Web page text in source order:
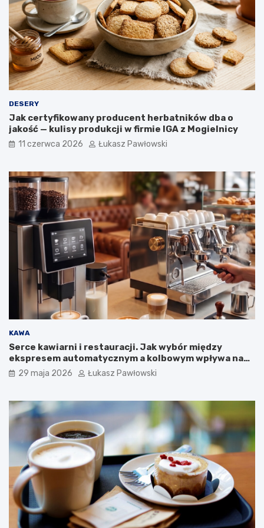
k
a
w
y
j
e
r
o
ś
l
i
n
e
w
o
g
n
o
p
o
l
p
a
n
i
DESERY
Jak certyfikowany producent herbatników dba o
jakość — kulisy produkcji w firmie IGA z Mogielnicy
11 czerwca 2026 Łukasz Pawłowski
KAWA
Serce kawiarni i restauracji. Jak wybór między
ekspresem automatycznym a kolbowym wpływa na
jakość w filiżance?
29 maja 2026 Łukasz Pawłowski